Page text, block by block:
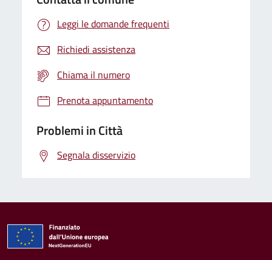
Leggi le domande frequenti
Richiedi assistenza
Chiama il numero
Prenota appuntamento
Problemi in Città
Segnala disservizio